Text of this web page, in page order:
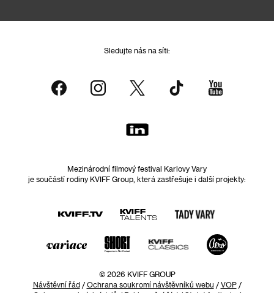
Sledujte nás na síti:
Mezinárodní filmový festival Karlovy Vary
je součástí rodiny KVIFF Group, která zastřešuje i další projekty:
© 2026 KVIFF GROUP
Návštěvní řád/ Ochrana soukromí návštěvníků webu / VOP/